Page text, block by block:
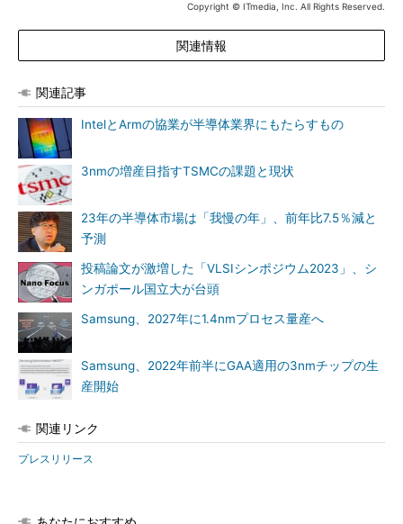
Copyright © ITmedia, Inc. All Rights Reserved.
関連情報
関連記事
IntelとArmの協業が半導体業界にもたらすもの
3nmの増産目指すTSMCの課題と現状
23年の半導体市場は「我慢の年」、前年比7.5％減と
予測
投稿論文が激増した「VLSIシンポジウム2023」、シ
ンガポール国立大が台頭
Samsung、2027年に1.4nmプロセス量産へ
Samsung、2022年前半にGAA適用の3nmチップの生
産開始
関連リンク
プレスリリース